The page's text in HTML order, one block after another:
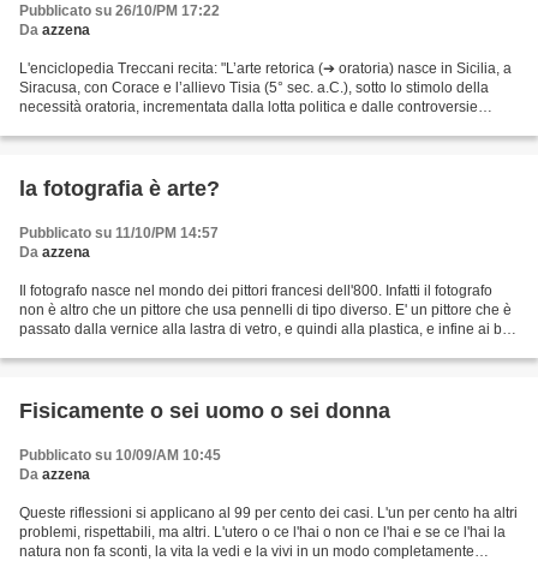
Pubblicato su 26/10/PM 17:22
Da azzena
L'enciclopedia Treccani recita: "L’arte retorica (➔ oratoria) nasce in Sicilia, a
Siracusa, con Corace e l’allievo Tisia (5° sec. a.C.), sotto lo stimolo della
necessità oratoria, incrementata dalla lotta politica e dalle controversie
la fotografia è arte?
Pubblicato su 11/10/PM 14:57
Da azzena
Il fotografo nasce nel mondo dei pittori francesi dell'800. Infatti il fotografo
non è altro che un pittore che usa pennelli di tipo diverso. E' un pittore che è
passato dalla vernice alla lastra di vetro, e quindi alla plastica, e infine ai bit.
Fisicamente o sei uomo o sei donna
Pubblicato su 10/09/AM 10:45
Da azzena
Queste riflessioni si applicano al 99 per cento dei casi. L'un per cento ha altri
problemi, rispettabili, ma altri. L'utero o ce l'hai o non ce l'hai e se ce l'hai la
natura non fa sconti, la vita la vedi e la vivi in un modo completamente